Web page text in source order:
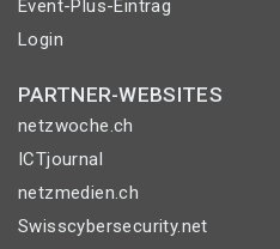
Event-Plus-Eintrag
Login
PARTNER-WEBSITES
netzwoche.ch
ICTjournal
netzmedien.ch
Swisscybersecurity.net